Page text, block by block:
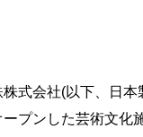
式会社(以下、日本
プンした芸術文化